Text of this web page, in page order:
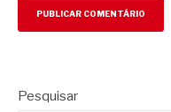
Pesquisar